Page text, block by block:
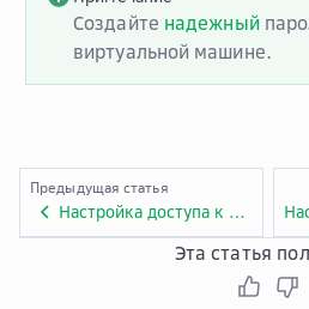
Создайте надежный
виртуальной машине.
Предыдущая статья
Настройка доступа к VM по RDP
Эта статья